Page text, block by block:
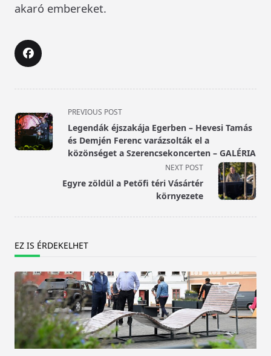
akaró embereket.
<span
class="nav-
subtitle
screen-
text">Page</span>
PREVIOUS POST
Legendák éjszakája Egerben – Hevesi Tamás
és Demjén Ferenc varázsolták el a
közönséget a Szerencsekoncerten – GALÉRIA
NEXT POST
Egyre zöldül a Petőfi téri Vásártér
környezete
EZ IS ÉRDEKELHET